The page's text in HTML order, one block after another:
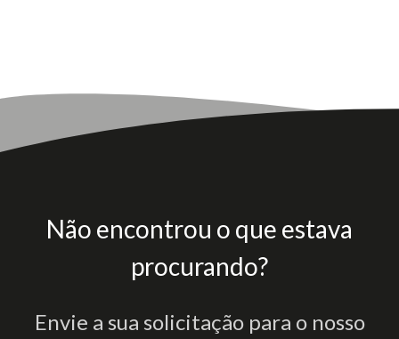
Não encontrou o que estava
procurando?
Envie a sua solicitação para o nosso